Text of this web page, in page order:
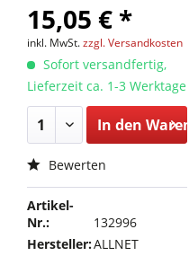
15,05 € *
inkl. MwSt.zzgl. Versandkosten
Sofort versandfertig,
Lieferzeit ca. 1-3 Werktage
In den
Bewerten
Artikel-
Nr.:
132996
Hersteller:ALLNET